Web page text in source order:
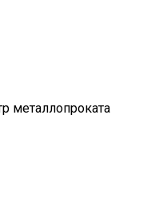
металлопроката